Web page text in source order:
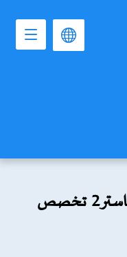
حصتين تعويضيتين لطلبة ماستر2 تخصص